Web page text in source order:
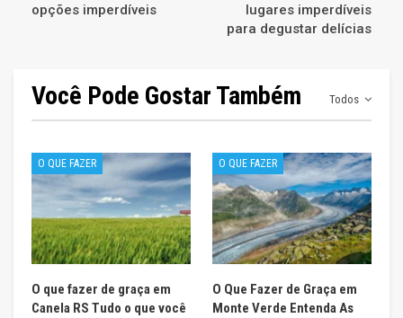
opções imperdíveis
lugares imperdíveis
para degustar delícias
Todos
Você Pode Gostar Também
O QUE FAZER
O que fazer de graça em
Canela RS Tudo o que você
O QUE FAZER
O Que Fazer de Graça em
Monte Verde Entenda As